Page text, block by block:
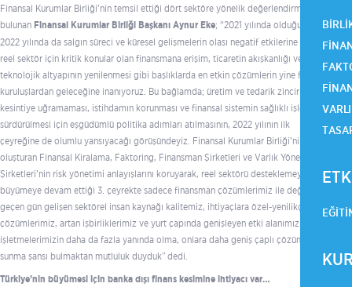
Finansal Kurumlar Birliği’nin temsil ettiği dört sektöre yönelik değerlendirmelerde
bulunan Finansal Kurumlar Birliği Başkanı Aynur Eke; “2021 yılında olduğu gibi
2022 yılında da salgın süreci ve küresel gelişmelerin olası negatif etkilerine karşı,
reel sektör için kritik konular olan finansmana erişim, ticaretin akışkanlığı ve
teknolojik altyapının yenilenmesi gibi başlıklarda en etkin çözümlerin yine finansal
kuruluşlardan geleceğine inanıyoruz. Bu bağlamda; üretim ve tedarik zincirinin
kesintiye uğramaması, istihdamın korunması ve finansal sistemin sağlıklı işleyişinin
sürdürülmesi için eşgüdümlü politika adımları atılmasının, 2022 yılının ilk
çeyreğine de olumlu yansıyacağı görüşündeyiz. Finansal Kurumlar Birliği’ni
oluşturan Finansal Kiralama, Faktoring, Finansman Şirketleri ve Varlık Yönetim
Şirketleri’nin risk yönetimi anlayışlarını koruyarak, reel sektörü desteklemeye ve
büyümeye devam ettiği 3. çeyrekte sadece finansman çözümlerimiz ile değil; her
geçen gün gelişen sektörel insan kaynağı kalitemiz, ihtiyaçlara özel-yenilikçi
çözümlerimiz, artan işbirliklerimiz ve yurt çapında genişleyen etki alanımızla
işletmelerimizin daha da fazla yanında olma, onlara daha geniş çaplı çözümler
sunma şansı bulmaktan mutluluk duyduk” dedi.
Türkiye’nin büyümesi için banka dışı finans kesimine ihtiyacı var…